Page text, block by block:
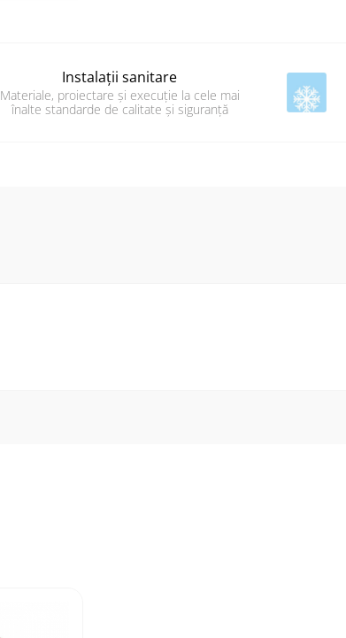
Instalații sanitare
Materiale, proiectare și execuție la cele mai
înalte standarde de calitate și siguranță